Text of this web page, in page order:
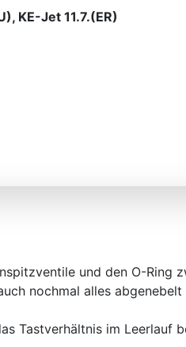
KE-Jet 11.7.(ER)
und den O-Ring
nochmal alles abgenebelt
Tastverhältnis im Leerlauf